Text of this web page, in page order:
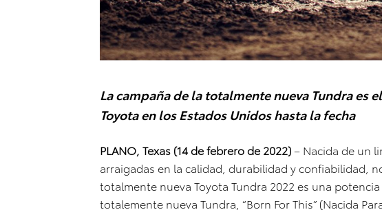
La campaña de la totalmente nueva Tundra es
Toyota en los Estados Unidos hasta la fecha
PLANO, Texas (14 de febrero de 2022)– Nacida de un
arraigadas en la calidad, durabilidad y confiabilidad,
totalmente nueva Toyota Tundra 2022 es una
totalemente nueva Tundra, “Born For This” (Nacida